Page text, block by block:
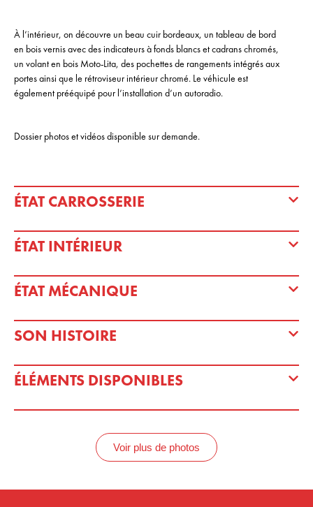
Voir plus de photos
À l’intérieur, on découvre un beau cuir bordeaux, un tableau de bord
en bois vernis avec des indicateurs à fonds blancs et cadrans chromés,
un volant en bois Moto-Lita, des pochettes de rangements intégrés aux
portes ainsi que le rétroviseur intérieur chromé. Le véhicule est
également prééquipé pour l’installation d’un autoradio.
Dossier photos et vidéos disponible sur demande.
ÉTAT CARROSSERIE
ÉTAT INTÉRIEUR
ÉTAT MÉCANIQUE
SON HISTOIRE
ÉLÉMENTS DISPONIBLES